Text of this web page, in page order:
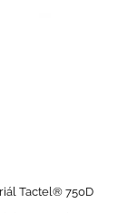
Tactel® 750D